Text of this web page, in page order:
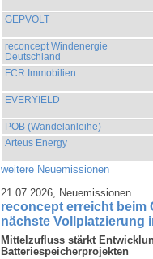
GEPVOLT
reconcept Windenergie
Deutschland
FCR Immobilien
EVERYIELD
POB (Wandelanleihe)
Arteus Energy
weitere Neuemissionen
21.07.2026, Neuemissionen
reconcept erreicht beim
nächste Vollplatzierung
Mittelzufluss stärkt
Batteriespeicherprojekten